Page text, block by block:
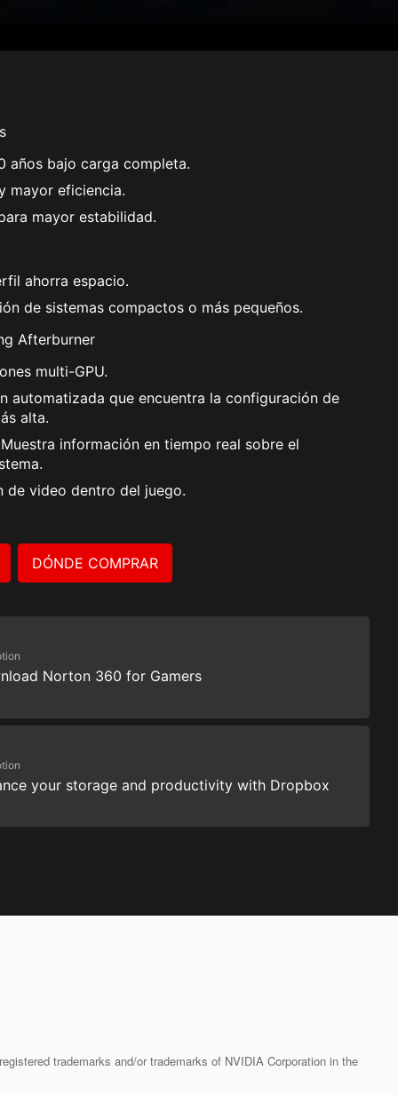
años bajo carga completa.
mayor eficiencia.
mayor estabilidad.
ahorra espacio.
de sistemas compactos o más pequeños.
Afterburner
multi-GPU.
automatizada que encuentra la configuración de
alta.
información en tiempo real sobre el
de video dentro del juego.
DÓNDE COMPRAR
Norton 360 for Gamers
your storage and productivity with Dropbox
trademarks and/or trademarks of NVIDIA Corporation in the